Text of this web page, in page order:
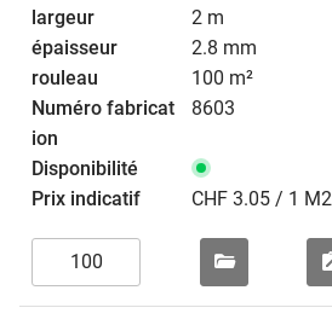
2 m
2.8 mm
100 m²
8603
CHF 3.05 / 1 M2